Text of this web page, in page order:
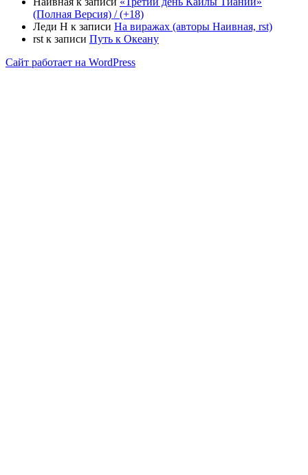
(Полная Версия) / (+18)
Леди Н к записи На виражах (авторы Наивная, rst)
rst к записи Путь к Океану
Сайт работает на WordPress